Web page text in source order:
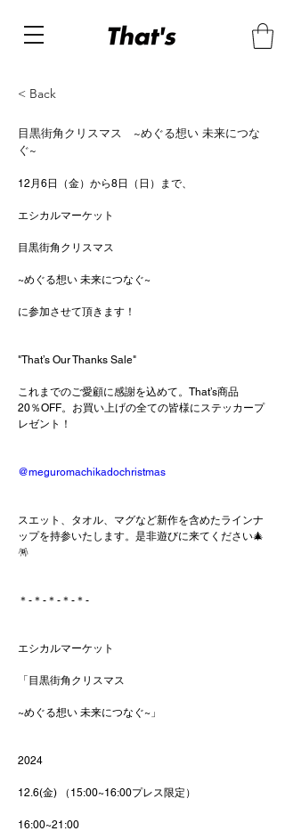
< Back
目黒街角クリスマス ~めぐる想い 未来につな
ぐ~
12月6日（金）から8日（日）まで、
エシカルマーケット
目黒街角クリスマス
~めぐる想い 未来につなぐ~
に参加させて頂きます！
"That’s Our Thanks Sale"
これまでのご愛顧に感謝を込めて。That’s商品
20％OFF。お買い上げの全ての皆様にステッカープ
レゼント！
@meguromachikadochristmas
スエット、タオル、マグなど新作を含めたラインナ
ップを持参いたします。是非遊びに来てください🎄
🪅
＊-＊-＊-＊-＊-
エシカルマーケット
「目黒街角クリスマス
~めぐる想い 未来につなぐ~」
2024
12.6(金) （15:00~16:00プレス限定）
16:00~21:00